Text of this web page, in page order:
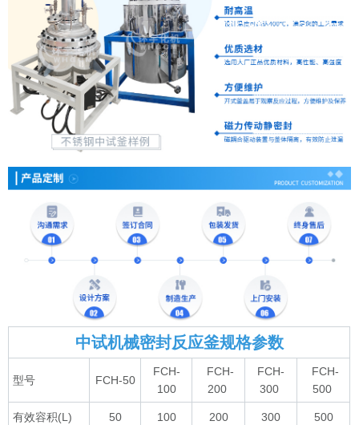
中试机械密封反应釜规格参数
型号 FCH-50
FCH-
100
FCH-
200
FCH-
300
FCH-
500
有效容积(L) 50 100 200 300 500